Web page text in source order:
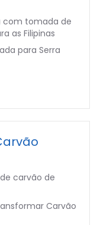
com tomada de
as Filipinas
para Serra
carvão de
Carvão